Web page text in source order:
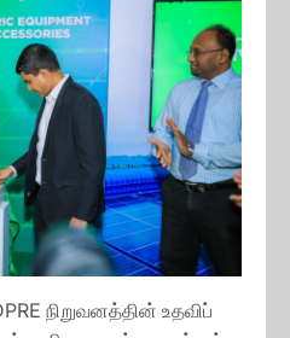
நிறுவனத்தின் உதவிப்